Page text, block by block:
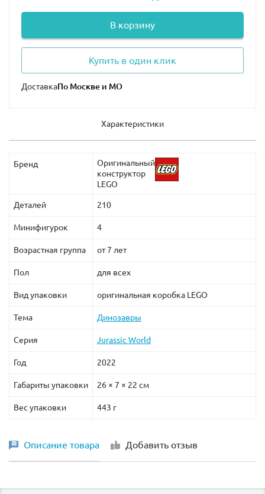
Необычный и познавательный Lego Jurassic World
76940 купить по самой выгодной цене можно на сайте
нашего интернет-магазина. У нас вы найдете самый
данной серии, но и других тематик.
В корзину
Купить в один клик
Доставка
Характеристики
Бренд
Оригинальный
конструктор
LEGO
Деталей 210
Минифигурок 4
Возрастная группа от 7 лет
Пол для всех
Вид упаковки оригинальная коробка LEGO
Тема Динозавры
Серия Jurassic World
Год 2022
Габариты упаковки 26 × 7 × 22 см
Вес упаковки 443 г
Описание товара Добавить отзыв